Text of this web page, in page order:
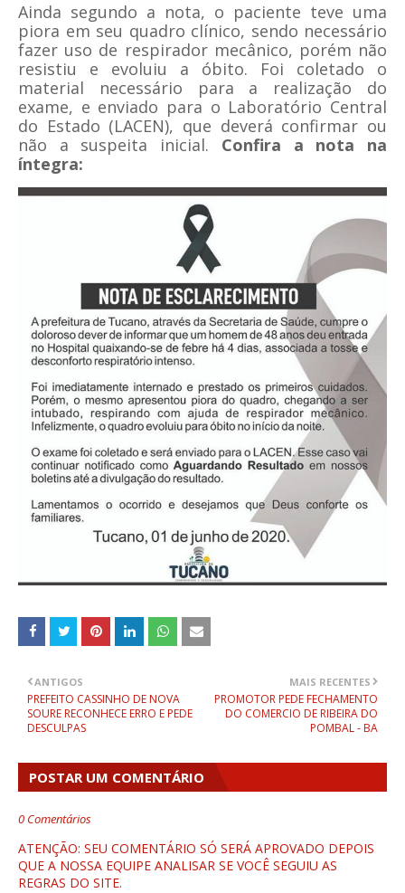
Ainda segundo a nota, o paciente teve uma
piora em seu quadro clínico, sendo necessário
fazer uso de respirador mecânico, porém não
resistiu e evoluiu a óbito. Foi coletado o
material necessário para a realização do
exame, e enviado para o Laboratório Central
do Estado (LACEN), que deverá confirmar ou
não a suspeita inicial. Confira a nota na
íntegra:
MAIS RECENTES
PROMOTOR PEDE FECHAMENTO
DO COMERCIO DE RIBEIRA DO
POMBAL - BA
ANTIGOS
PREFEITO CASSINHO DE NOVA
SOURE RECONHECE ERRO E PEDE
DESCULPAS
POSTAR UM COMENTÁRIO
0 Comentários
ATENÇÃO: SEU COMENTÁRIO SÓ SERÁ APROVADO DEPOIS
QUE A NOSSA EQUIPE ANALISAR SE VOCÊ SEGUIU AS
REGRAS DO SITE.